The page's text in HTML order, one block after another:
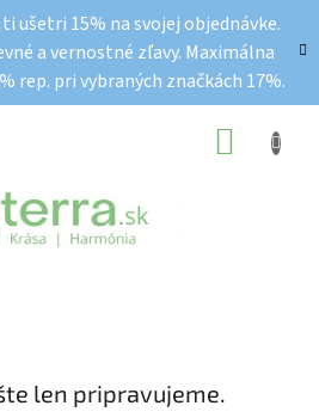
ušetri 15% na svojej objednávke.
a vernostné zľavy. Maximálna
rep. pri vybraných značkách 17%.
len pripravujeme.